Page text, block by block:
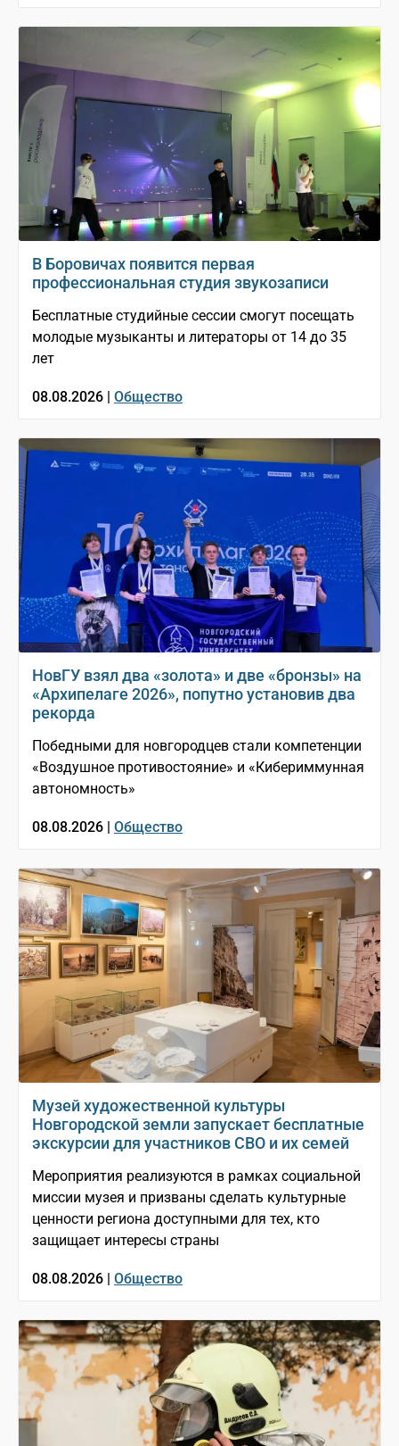
В Боровичах появится первая
профессиональная студия звукозаписи
Бесплатные студийные сессии смогут посещать
молодые музыканты и литераторы от 14 до 35
лет
08.08.2026 | Общество
НовГУ взял два «золота» и две «бронзы» на
«Архипелаге 2026», попутно установив два
рекорда
Победными для новгородцев стали компетенции
«Воздушное противостояние» и «Кибериммунная
автономность»
08.08.2026 | Общество
Музей художественной культуры
Новгородской земли запускает бесплатные
экскурсии для участников СВО и их семей
Мероприятия реализуются в рамках социальной
миссии музея и призваны сделать культурные
ценности региона доступными для тех, кто
защищает интересы страны
08.08.2026 | Общество